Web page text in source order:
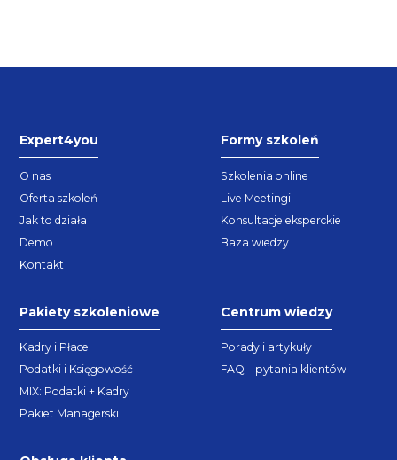
Expert4you
O nas
Oferta szkoleń
Jak to działa
Demo
Kontakt
Formy szkoleń
Szkolenia online
Live Meetingi
Konsultacje eksperckie
Baza wiedzy
Pakiety szkoleniowe
Kadry i Płace
Podatki i Księgowość
MIX: Podatki + Kadry
Pakiet Managerski
Centrum wiedzy
Porady i artykuły
FAQ – pytania klientów